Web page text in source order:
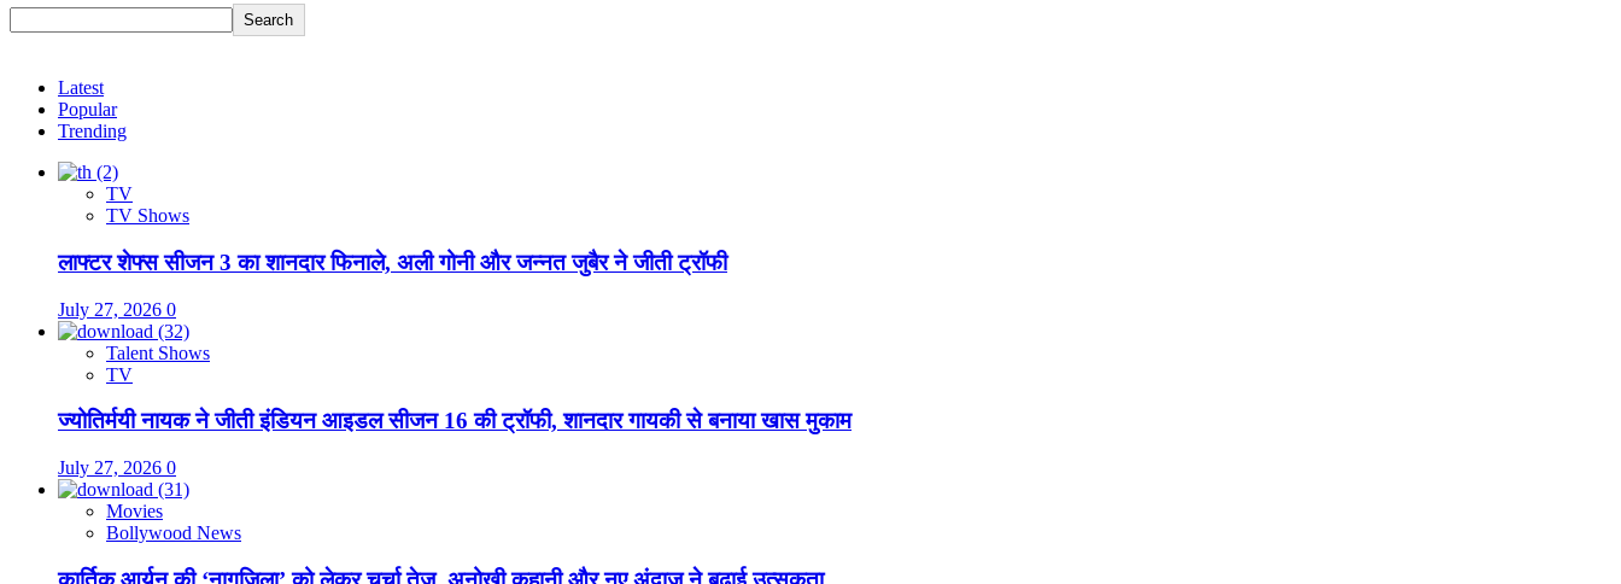
Search
Latest
Popular
Trending
TV
TV Shows
लाफ्टर शेफ्स सीजन 3 का शानदार फिनाले, अली गोनी और जन्नत जुबैर ने जीती ट्रॉफी
July 27, 2026 0
Talent Shows
TV
ज्योतिर्मयी नायक ने जीती इंडियन आइडल सीजन 16 की ट्रॉफी, शानदार गायकी से बनाया खास मुकाम
July 27, 2026 0
Movies
Bollywood News